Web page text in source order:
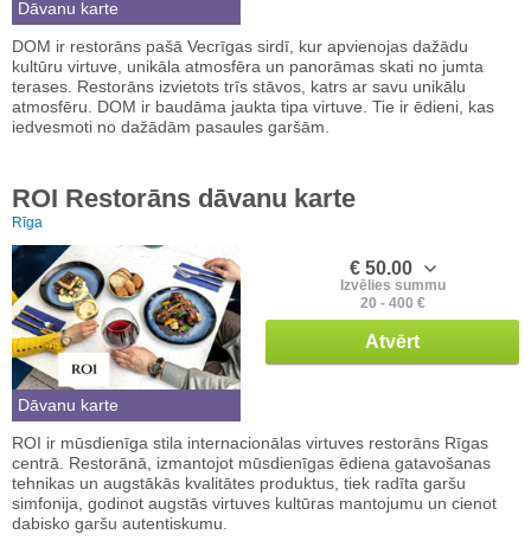
Dāvanu karte
DOM ir restorāns pašā Vecrīgas sirdī, kur apvienojas dažādu
kultūru virtuve, unikāla atmosfēra un panorāmas skati no jumta
terases. Restorāns izvietots trīs stāvos, katrs ar savu unikālu
atmosfēru. DOM ir baudāma jaukta tipa virtuve. Tie ir ēdieni, kas
iedvesmoti no dažādām pasaules garšām.
ROI Restorāns dāvanu karte
Rīga
Dāvanu karte
€ 50.00
Izvēlies summu
20 - 400 €
Atvērt
ROI ir mūsdienīga stila internacionālas virtuves restorāns Rīgas
centrā. Restorānā, izmantojot mūsdienīgas ēdiena gatavošanas
tehnikas un augstākās kvalitātes produktus, tiek radīta garšu
simfonija, godinot augstās virtuves kultūras mantojumu un cienot
dabisko garšu autentiskumu.